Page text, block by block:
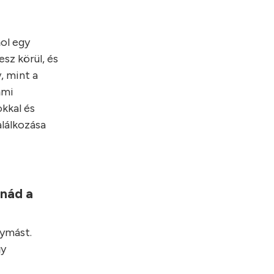
egy
körül, és
mint a
és
a